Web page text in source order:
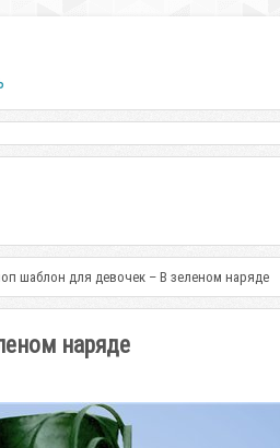
шаблон для девочек – В зеленом наряде
наряде